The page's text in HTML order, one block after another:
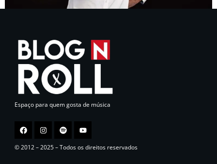
Espaço para quem gosta de música
© 2012 – 2025 – Todos os direitos reservados